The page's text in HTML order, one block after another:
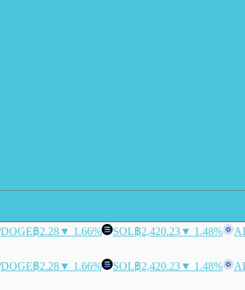
DOGE฿2.28▼ 1.66% SOL฿2,420.23▼ 1.48%
DOGE฿2.28▼ 1.66% SOL฿2,420.23▼ 1.48%